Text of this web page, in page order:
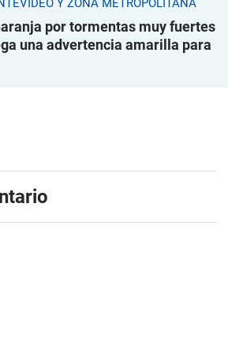
Y ZONA METROPOLITANA
por tormentas muy fuertes
una advertencia amarilla para